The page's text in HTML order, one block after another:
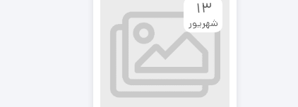
13
شهریور